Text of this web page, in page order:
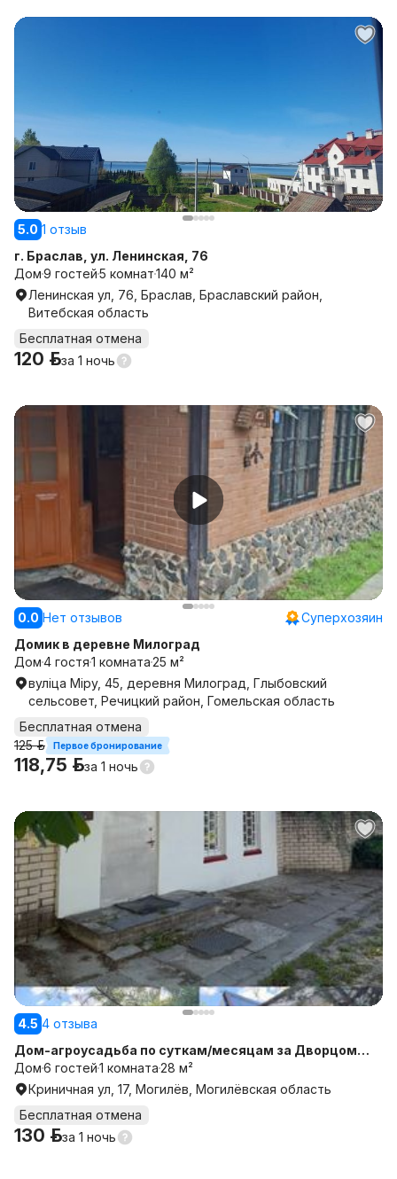
5.0 1 отзыв
г. Браслав, ул. Ленинская, 76
Дом9 гостей5 комнат140 м²
Ленинская ул, 76, Браслав, Браславский район,
Витебская область
Бесплатная отмена
120 р.за 1 ночь
0.0 Нет отзывов
Суперхозяин
Домик в деревне Милоград
Дом4 гостя1 комната25 м²
вуліца Міру, 45, деревня Милоград, Глыбовский
сельсовет, Речицкий район, Гомельская область
Бесплатная отмена
125 р.
Первое бронирование
118,75 р.за 1 ночь
4.5 4 отзыва
Дом-агроусадьба по суткам/месяцам за Дворцом
гимнастики
Дом6 гостей1 комната28 м²
Криничная ул, 17, Могилёв, Могилёвская область
Бесплатная отмена
130 р.за 1 ночь